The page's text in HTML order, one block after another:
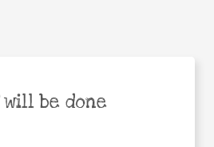
will be done